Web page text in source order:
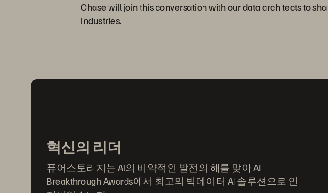
Chase will join this conversation with our data architects to
industries.
혁신의 리더
퓨어스토리지는 AI의 비약적인 발전의 해를 맞아 AI
Breakthrough Awards에서 최고의 빅데이터 AI 솔루션으로 인